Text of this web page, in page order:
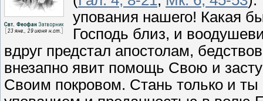
упования нашего! Какая
Господь близ, и
вдруг предстал апостолам,
внезапно явит помощь Свою и
Своим покровом. Стань только и